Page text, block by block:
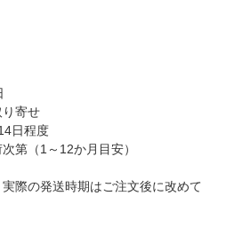
り寄せ
日程度
第（1～12か月目安）
際の発送時期はご注文後に改めて